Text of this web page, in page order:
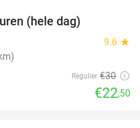
(hele dag)
9.6 star
Regulier €30
€22,50